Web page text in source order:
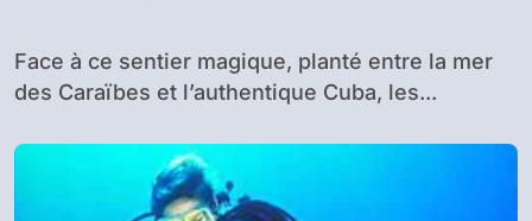
Face à ce sentier magique, planté entre la mer
des Caraïbes et l’authentique Cuba, les...